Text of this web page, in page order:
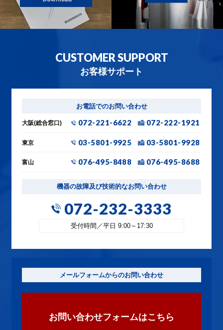
CUSTOMER SUPPORT
お客様サポート
お電話でのお問い合わせ
大阪(総合窓口) 072-221-6622 072-222-1921
東京 03-5801-9925 03-5801-9928
富山 076-495-8488 076-495-8688
機器の故障及び技術的なお問い合わせ
072-232-3333
受付時間／平日 9:00～17:30
メールフォームからのお問い合わせ
お問い合わせフォームはこちら